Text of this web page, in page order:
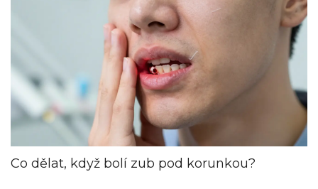
Co dělat, když bolí zub pod korunkou?